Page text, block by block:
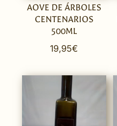
AOVE DE ÁRBOLES
CENTENARIOS
500ML
19,95€